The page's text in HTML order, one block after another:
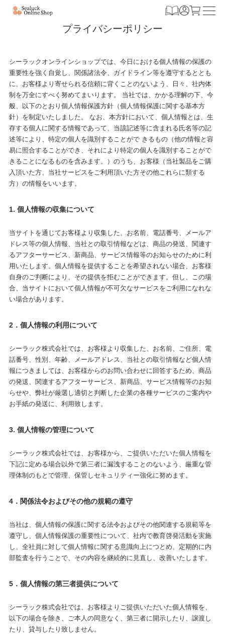
プライバシーポリシー
シーラックオンラインショップでは、今日における個人情報の保護の
重要性を強く自覚し、関係諸法令、ガイドライン等を遵守するととも
に、お客様より寄せられる信頼に背くことのないよう、日々、社内体
制を万全にすべく努めてまいります。 当社では、かかる理解の下、今
般、以下のとおり個人情報保護方針（個人情報保護に関する基本方
針）を制定いたしました。 なお、本方針において、個人情報とは、生
存する個人に関する情報であって、当該記述等に含まれる氏名等の記
述等により、特定の個人を識別することがで きるもの（他の情報と容
易に照合することができ、それにより特定の個人を識別することがで
きることになるものを含みます。）のうち、お客様（当社製品をご購
入頂いた方、当社サービスをご利用頂いた方その他これらに類する
方）の情報をいいます。
1. 個人情報の収集について
当サイトを通じてお客様より収集した、お名前、電話番号、メールア
ドレス等の個人情報、当社との取引情報などは、商品の発送、関連す
るアフターサービス、新商品、サービス情報等のお知らせのために利
用いたします。個人情報を提供することを希望されない場合、お客様
自身のご判断により、その提供を拒むことができます。但し、この場
合、当サイトにおいて個人情報が不可欠なサービスをご利用になれな
い場合があります。
2．個人情報の利用について
シーラック株式会社では、お客様より収集した、お名前、ご住所、電
話番号、性別、年齢、メールアドレス、当社との取引情報など個人情
報につきましては、お客様からのお問い合わせに回答するため、商品
の発送、関連するアフターサービス、新商品、サービス情報等のお知
らせや、弊社が厳選し適切と判断した企業の各種サービスのご案内や
お手紙の発送に、利用致します。
3. 個人情報の管理について
シーラック株式会社では、お客様から、ご提供いただいた個人情報を
下記に定める場合以外で第三者に漏洩することのないよう、厳重な管
理体制のもとで管理、保管しセキュリティー強化に努めます。
4．関係法令およびその他の規範の遵守
当社は、個人情報の保護に関する法令およびその他関連する規範等を
遵守し、個人情報保護の重要性について、社内で教育啓発活動を実施
し、全社員に対して個人情報に関する意識向上につとめ、定期的に内
部監査を行うことで、その内容を継続的に見直し、改善いたします。
5．個人情報の第三者提供について
シーラック株式会社では、お客様よりご提供いただいた個人情報を、
以下の場合を除き、ご本人の同意なく、第三者に開示したり、譲渡し
たり、貸与したり致しません。